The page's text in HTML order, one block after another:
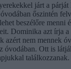
járt a
őszintén
beszélőre menni
Dominika azt írja
azért nem mennek
óvodában. Ott is
találkozzanak.